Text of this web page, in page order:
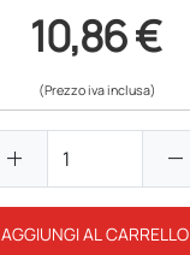
10,86 €
(Prezzo iva inclusa)
add remove
AGGIUNGI AL CARRELLO